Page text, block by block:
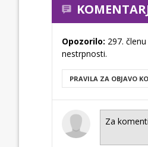
Opozorilo: 297.
nestrpnosti.
PRAVILA ZA OBJAVO